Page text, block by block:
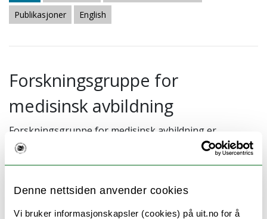
Denne nettsiden anvender cookies
Vi bruker informasjonskapsler (cookies) på uit.no for å
Publikasjoner
English
Forskningsgruppe for
medisinsk avbildning
Forskningsgruppe for medisinsk avbildning er
tilknyttet røntgenavdelingen ved Universitetssykehuset
påwww.medical-imaging.no.